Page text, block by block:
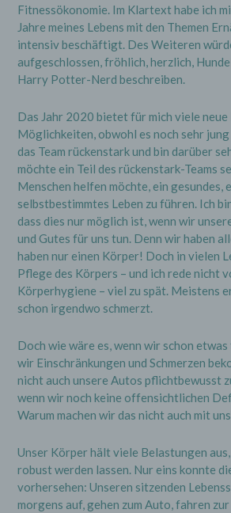
Fitnessökonomie. Im Klartext habe ich
Jahre meines Lebens mit den Themen
intensiv beschäftigt. Des Weiteren
aufgeschlossen, fröhlich, herzlich,
Harry Potter-Nerd beschreiben.
Das Jahr 2020 bietet für mich viele
Möglichkeiten, obwohl es noch sehr
das Team rückenstark und bin darüber
möchte ein Teil des rückenstark-Teams
Menschen helfen möchte, ein gesundes,
selbstbestimmtes Leben zu führen. Ich
dass dies nur möglich ist, wenn wir
und Gutes für uns tun. Denn wir haben
haben nur einen Körper! Doch in vielen
Pflege des Körpers – und ich rede nicht
Körperhygiene – viel zu spät. Meistens
schon irgendwo schmerzt.
Doch wie wäre es, wenn wir schon
wir Einschränkungen und Schmerzen
nicht auch unsere Autos pflichtbewusst
wenn wir noch keine offensichtlichen
Warum machen wir das nicht auch mit
Unser Körper hält viele Belastungen
robust werden lassen. Nur eins konnte
vorhersehen: Unseren sitzenden
morgens auf, gehen zum Auto, fahren